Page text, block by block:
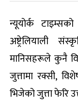
न्यूयोर्क
अष्ट्रेलियाली
मानिसहरूले कुनै
जुत्तामा रक्सी,
भिजेको जुत्ता फेरि